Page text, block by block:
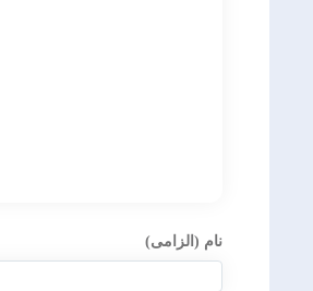
نام (الزامی)